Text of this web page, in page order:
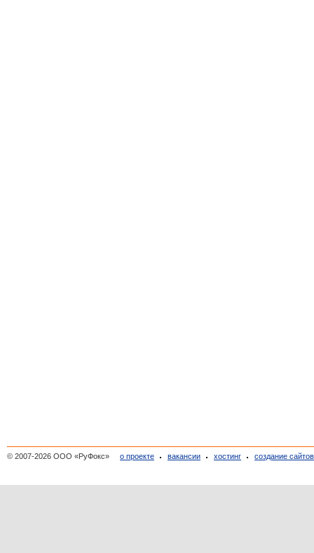
© 2007-2026 ООО «РуФокс» о проекте вакансии хостинг создание сайтов